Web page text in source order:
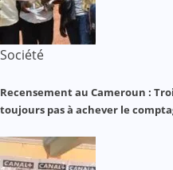
Société
Recensement au Cameroun :
toujours pas à achever le